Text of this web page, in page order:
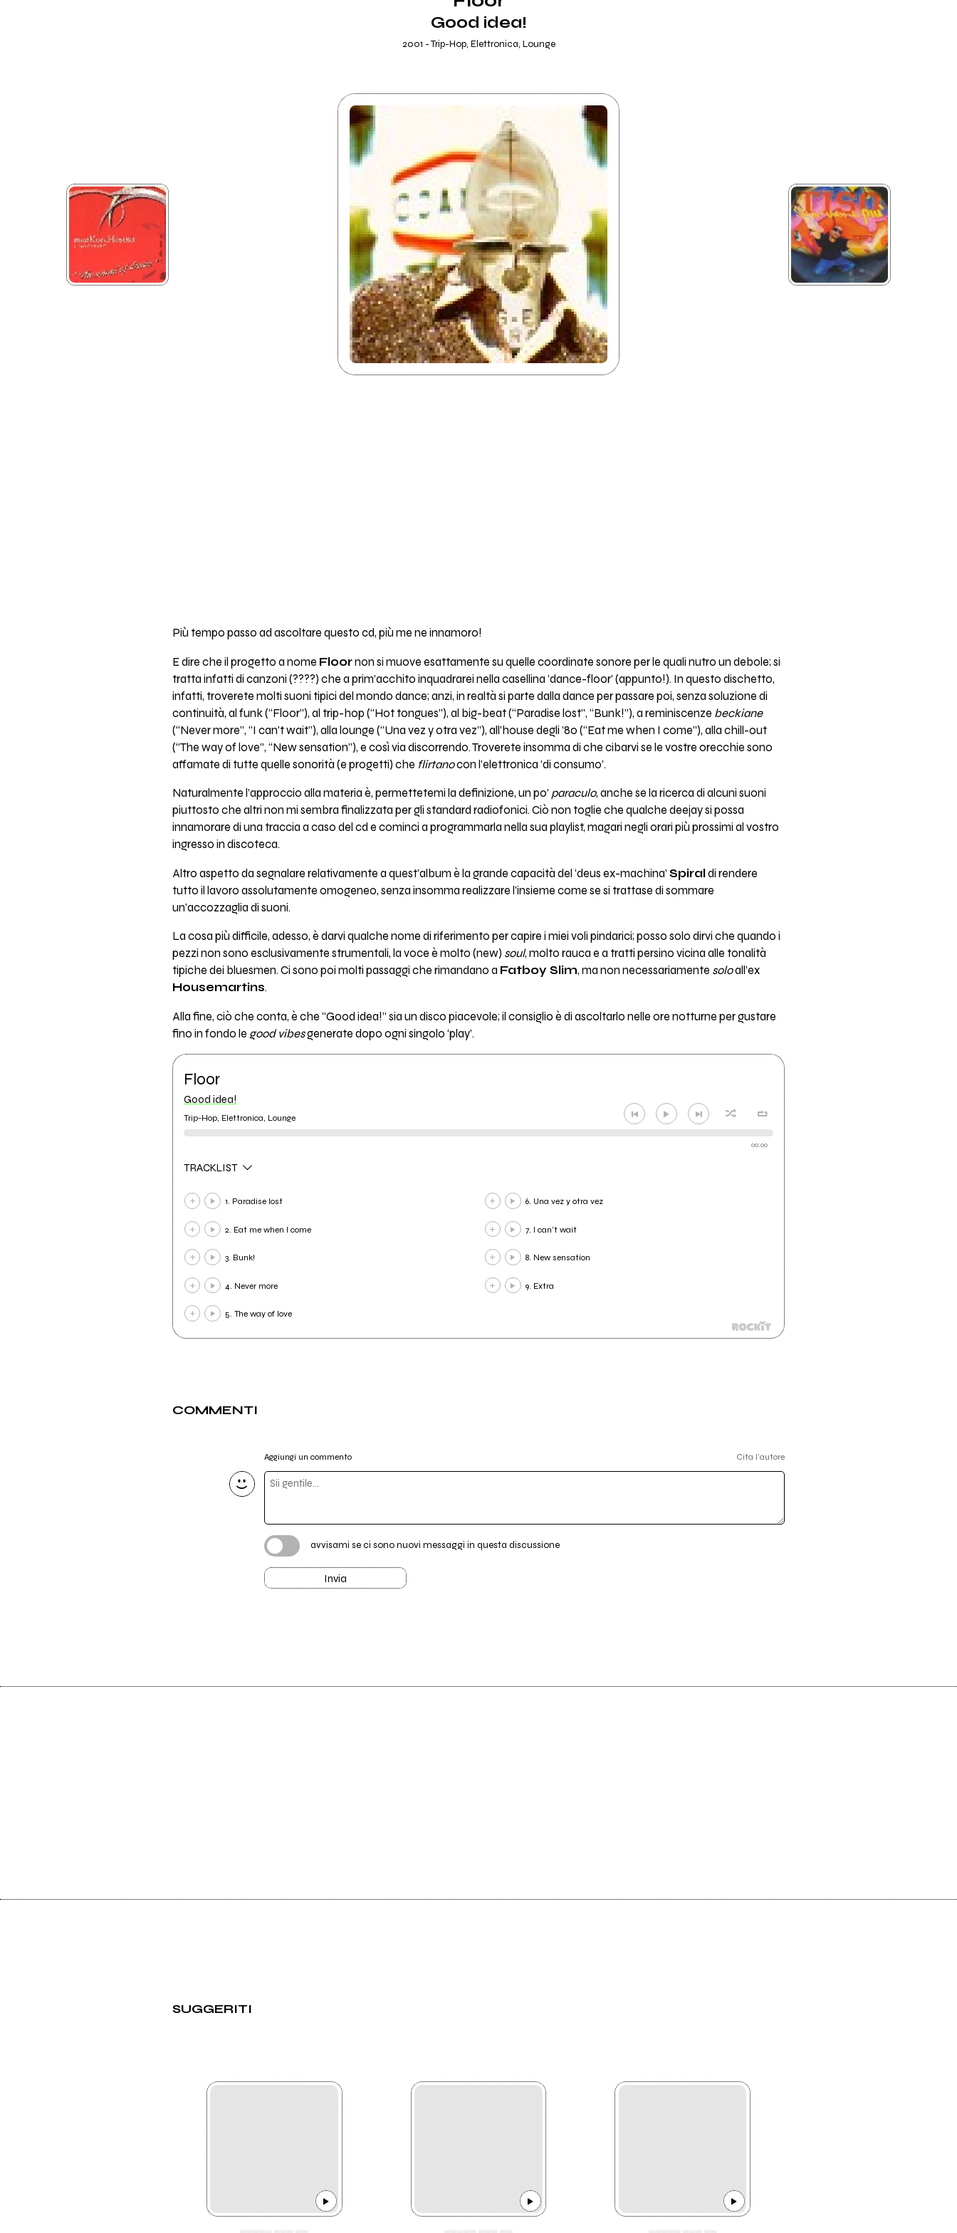
Good idea!
2001 - Trip-Hop, Elettronica, Lounge
Più tempo passo ad ascoltare questo cd, più me ne innamoro!
E dire che il progetto a nome Floornon si muove esattamente su quelle coordinate sonore per le quali nutro un debole; si
tratta infatti di canzoni (????) che a prim’acchito inquadrarei nella casellina ‘dance-floor’ (appunto!). In questo dischetto,
infatti, troverete molti suoni tipici del mondo dance; anzi, in realtà si parte dalla dance per passare poi, senza soluzione di
continuità, al funk (“Floor”), al trip-hop (“Hot tongues”), al big-beat (“Paradise lost”, “Bunk!”), a reminiscenze beckiane
(“Never more”, “I can’t wait”), alla lounge (“Una vez y otra vez”), all’house degli ’80 (“Eat me when I come”), alla chill-out
(“The way of love”, “New sensation”), e così via discorrendo. Troverete insomma di che cibarvi se le vostre orecchie sono
affamate di tutte quelle sonorità (e progetti) che flirtanocon l’elettronica ‘di consumo’.
Naturalmente l’approccio alla materia è, permettetemi la definizione, un po’ paraculo, anche se la ricerca di alcuni suoni
piuttosto che altri non mi sembra finalizzata per gli standard radiofonici. Ciò non toglie che qualche deejay si possa
innamorare di una traccia a caso del cd e cominci a programmarla nella sua playlist, magari negli orari più prossimi al vostro
ingresso in discoteca.
Altro aspetto da segnalare relativamente a quest’album è la grande capacità del ‘deus ex-machina’ Spiraldi rendere
tutto il lavoro assolutamente omogeneo, senza insomma realizzare l’insieme come se si trattase di sommare
un’accozzaglia di suoni.
La cosa più difficile, adesso, è darvi qualche nome di riferimento per capire i miei voli pindarici; posso solo dirvi che quando i
pezzi non sono esclusivamente strumentali, la voce è molto (new) soul, molto rauca e a tratti persino vicina alle tonalità
tipiche dei bluesmen. Ci sono poi molti passaggi che rimandano a Fatboy Slim, ma non necessariamente soloall’ex
Housemartins.
Alla fine, ciò che conta, è che “Good idea!” sia un disco piacevole; il consiglio è di ascoltarlo nelle ore notturne per gustare
fino in fondo le good vibesgenerate dopo ogni singolo ‘play’.
Floor
Good idea!
Trip-Hop, Elettronica, Lounge
00:00
TRACKLIST
1. Paradise lost
2. Eat me when I come
3. Bunk!
4. Never more
5. The way of love
6. Una vez y otra vez
7. I can’t wait
8. New sensation
9. Extra
COMMENTI
Aggiungi un commento Cita l'autore
avvisami se ci sono nuovi messaggi in questa discussione
Invia
SUGGERITI